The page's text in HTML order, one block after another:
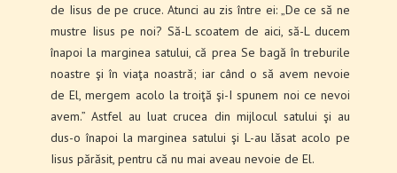
de Iisus de pe cruce. Atunci au zis între ei: „De ce să ne
mustre Iisus pe noi? Să-L scoatem de aici, să-L ducem
înapoi la marginea satului, că prea Se bagă în treburile
noastre şi în viaţa noastră; iar când o să avem nevoie
de El, mergem acolo la troiţă şi-I spunem noi ce nevoi
avem.” Astfel au luat crucea din mijlocul satului şi au
dus-o înapoi la marginea satului şi L-au lăsat acolo pe
Iisus părăsit, pentru că nu mai aveau nevoie de El.